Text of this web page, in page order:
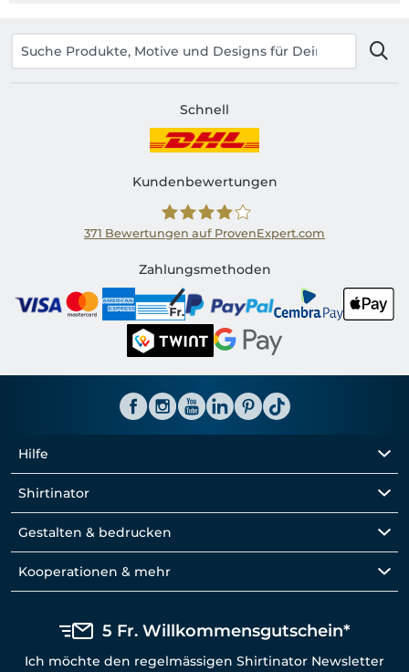
Schnell
Kundenbewertungen
Shirtinator CH
371 Bewertungen auf ProvenExpert.com
Zahlungsmethoden
Hilfe
Shirtinator
Gestalten & bedrucken
Kooperationen & mehr
5 Fr. Willkommensgutschein*
Ich möchte den regelmässigen Shirtinator Newsletter